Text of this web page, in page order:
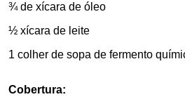
¾ de xícara de óleo
½ xícara de leite
1 colher de sopa de fermento
Cobertura: